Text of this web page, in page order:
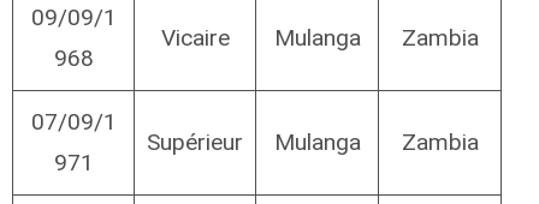
09/09/1
968
Vicaire Mulanga Zambia
07/09/1
971
Supérieur Mulanga Zambia